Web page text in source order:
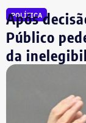
sobre marca,
POLÍTICA
Após
Público
da